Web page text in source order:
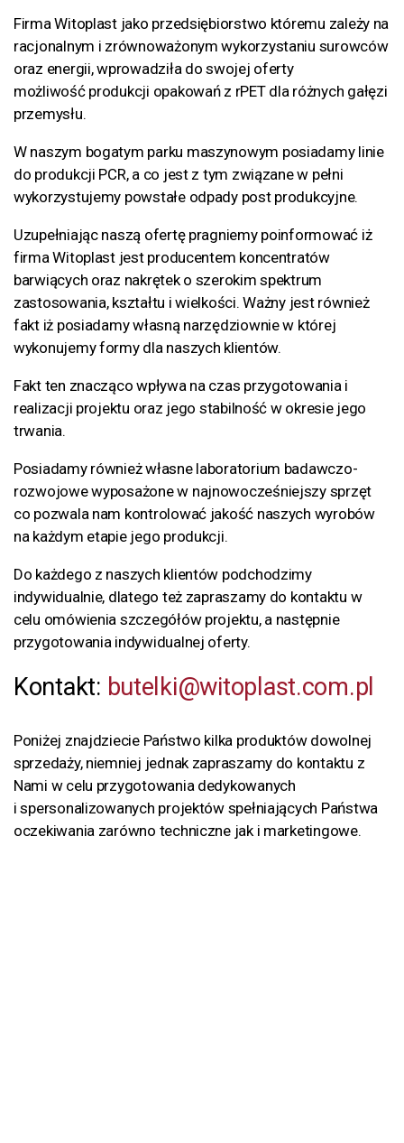
Firma Witoplast jako przedsiębiorstwo któremu zależy na
racjonalnym i zrównoważonym wykorzystaniu surowców
oraz energii, wprowadziła do swojej oferty
możliwość produkcji opakowań z rPET dla różnych gałęzi
przemysłu.
W naszym bogatym parku maszynowym posiadamy linie
do produkcji PCR, a co jest z tym związane w pełni
wykorzystujemy powstałe odpady post produkcyjne.
Uzupełniając naszą ofertę pragniemy poinformować iż
firma Witoplast jest producentem koncentratów
barwiących oraz nakrętek o szerokim spektrum
zastosowania, kształtu i wielkości. Ważny jest również
fakt iż posiadamy własną narzędziownie w której
wykonujemy formy dla naszych klientów.
Fakt ten znacząco wpływa na czas przygotowania i
realizacji projektu oraz jego stabilność w okresie jego
trwania.
Posiadamy również własne laboratorium badawczo-
rozwojowe wyposażone w najnowocześniejszy sprzęt
co pozwala nam kontrolować jakość naszych wyrobów
na każdym etapie jego produkcji.
Do każdego z naszych klientów podchodzimy
indywidualnie, dlatego też zapraszamy do kontaktu w
celu omówienia szczegółów projektu, a następnie
przygotowania indywidualnej oferty.
Kontakt: butelki@witoplast.com.pl
Poniżej znajdziecie Państwo kilka produktów dowolnej
sprzedaży, niemniej jednak zapraszamy do kontaktu z
Nami w celu przygotowania dedykowanych
i spersonalizowanych projektów spełniających Państwa
oczekiwania zarówno techniczne jak i marketingowe.